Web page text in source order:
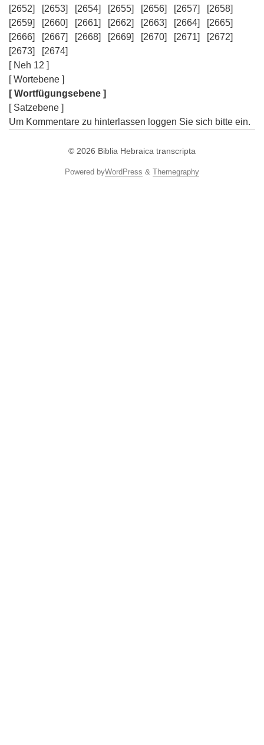
[2652]
[2653] [2654] [2655] [2656] [2657]
[2658]
[2659]
[2660] [2661] [2662] [2663] [2664]
[2665]
[2666]
[2667] [2668] [2669] [2670] [2671]
[2672]
[2673]
[2674]
[ Neh 12 ]
[ Wortebene ]
[ Wortfügungsebene ]
[ Satzebene ]
Um Kommentare zu hinterlassen loggen Sie sich bitte ein.
© 2026 Biblia Hebraica transcripta
Powered byWordPress & Themegraphy